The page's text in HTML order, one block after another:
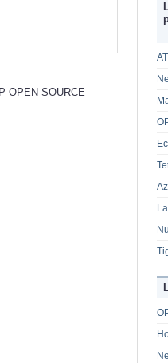
OPEN SOURCE